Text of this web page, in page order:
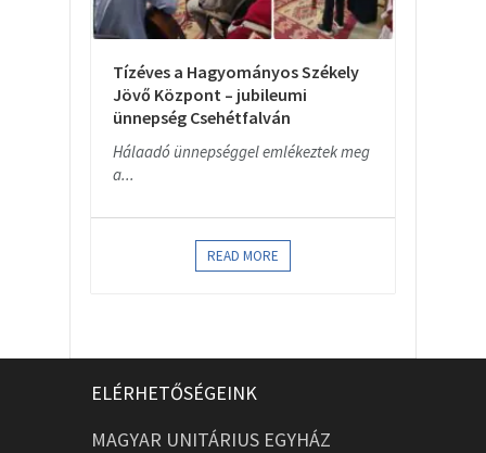
Tízéves a Hagyományos Székely
Jövő Központ – jubileumi
ünnepség Csehétfalván
Hálaadó ünnepséggel emlékeztek meg
a...
READ MORE
ELÉRHETŐSÉGEINK
MAGYAR UNITÁRIUS EGYHÁZ